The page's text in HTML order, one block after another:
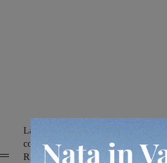
La Sangiovannese, archiviata una
con l’uscita di scena di Perpignano,
Rignanese cercherà di riprendere il